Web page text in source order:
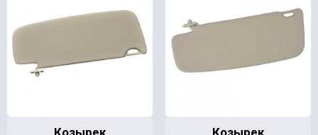
Козырек
Козырек